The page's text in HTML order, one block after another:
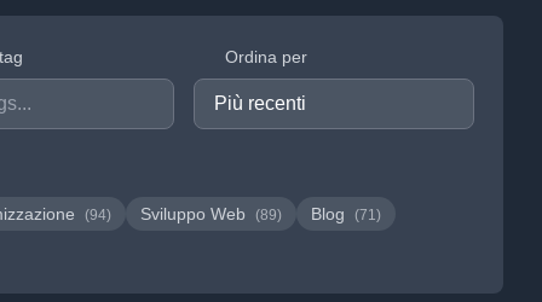
Ordina per
(94) Sviluppo Web (89) Blog (71)